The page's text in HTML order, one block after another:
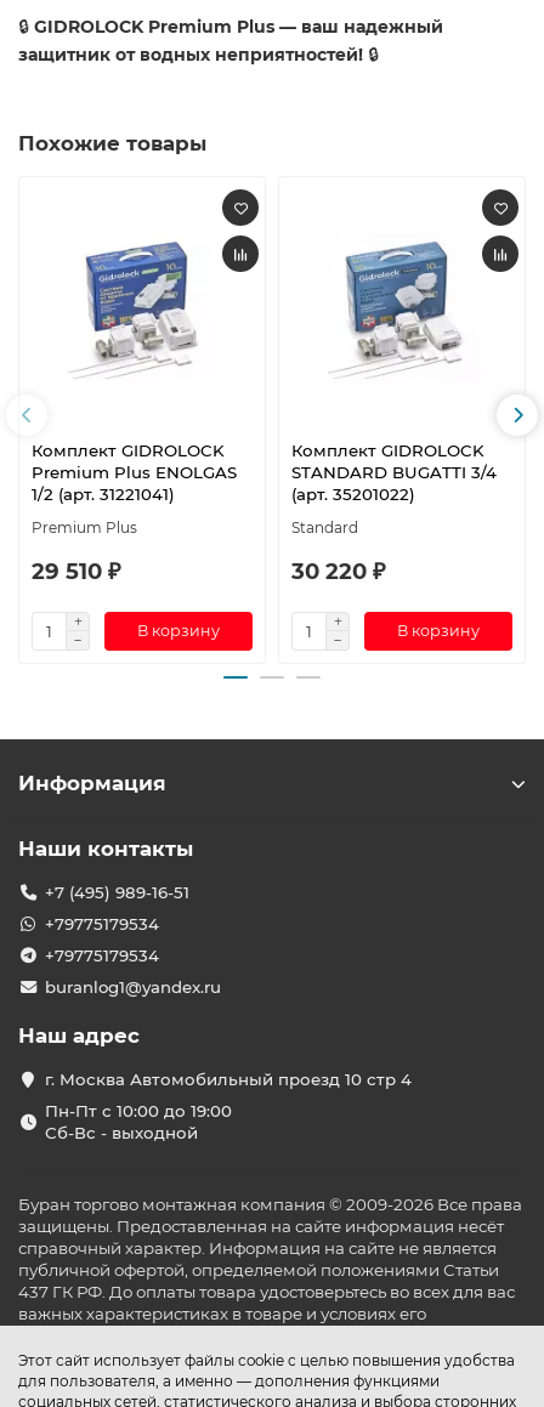
🔒 GIDROLOCK Premium Plus — ваш надежный
защитник от водных неприятностей! 🔒
Похожие товары
Комплект GIDROLOCK
Premium Plus ENOLGAS
1/2 (арт. 31221041)
Premium Plus
29 510 ₽
В корзину
Комплект GIDROLOCK
STANDARD BUGATTI 3/4
(арт. 35201022)
Standard
30 220 ₽
В корзину
Этот сайт использует файлы cookie с целью повышения удобства
для пользователя, а именно — дополнения функциями
социальных сетей, статистического анализа и выбора сторонних
Информация
Наши контакты
+7 (495) 989-16-51
+79775179534
+79775179534
buranlog1@yandex.ru
Наш адрес
г. Москва Автомобильный проезд 10 стр 4
Пн-Пт с 10:00 до 19:00
Сб-Вс - выходной
Буран торгово монтажная компания © 2009-2026 Все права
защищены. Предоставленная на сайте информация несёт
справочный характер. Информация на сайте не является
публичной офертой, определяемой положениями Статьи
437 ГК РФ. До оплаты товара удостоверьтесь во всех для вас
важных характеристиках в товаре и условиях его